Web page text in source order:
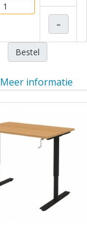
–
Bestel
Meer informatie